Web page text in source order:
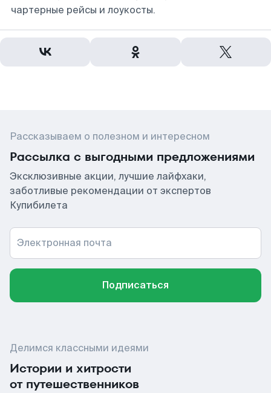
чартерные рейсы и лоукосты.
Рассказываем о полезном и интересном
Рассылка с выгодными предложениями
Эксклюзивные акции, лучшие лайфхаки,
заботливые рекомендации от экспертов
Купибилета
Электронная почта
Подписаться
Делимся классными идеями
Истории и хитрости
от путешественников